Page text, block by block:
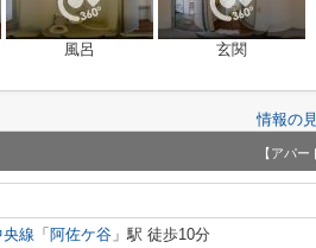
風呂 玄関
情報の
【アパー
央線 「 阿佐ケ谷 」駅 徒歩10分